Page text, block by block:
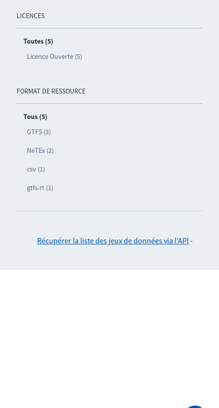
LICENCES
Toutes (5)
Licence Ouverte (5)
FORMAT DE RESSOURCE
Tous (5)
GTFS (3)
NeTEx (2)
csv (1)
gtfs-rt (1)
Récupérer la liste des jeux de données via l'API -